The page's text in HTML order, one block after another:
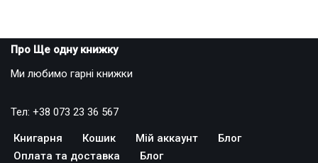
Про Ще одну книжку
Ми любимо гарні книжки
Тел: +38 073 23 36 567
Книгарня Кошик Мій аккаунт
Блог
Оплата та доставка
Блог